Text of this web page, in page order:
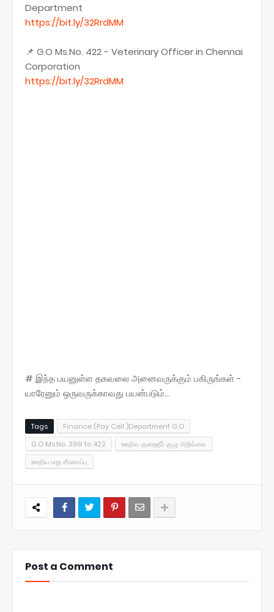
Department
https://bit.ly/32RrdMM
📌 G.O Ms.No. 422 - Veterinary Officer in Chennai
Corporation
https://bit.ly/32RrdMM
# இந்த பயனுள்ள தகவலை அனைவருக்கும் பகிருங்கள் -
யாரேனும் ஒருவருக்காவது பயன்படும்...
Tags
Finance (Pay Cell )Department G.O
G.O Ms.No. 399 to 422
ஊதிய குறைதீர் குழு அறிக்கை
ஊதிய மறு சீரமைப்பு
Post a Comment